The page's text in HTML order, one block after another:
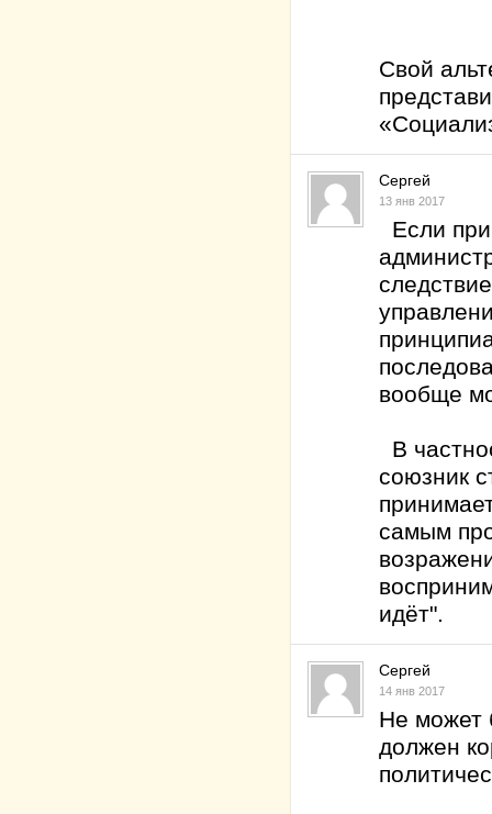
Свой
Сергей
13 янв 2017
Если
вообще
В
союзник
самым
идёт".
Сергей
14 янв 2017
Не может
должен